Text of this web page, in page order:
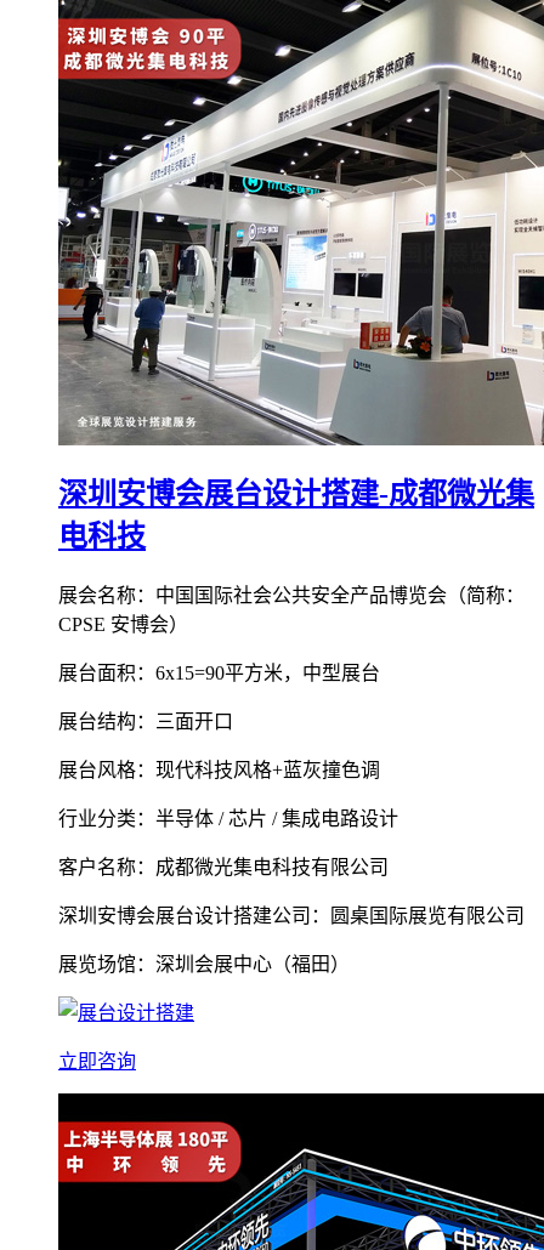
深圳安博会展台设计搭建-成都微光集
电科技
展会名称：中国国际社会公共安全产品博览会（简称：
CPSE 安博会）
展台面积：6x15=90平方米，中型展台
展台结构：三面开口
展台风格：现代科技风格+蓝灰撞色调
行业分类：半导体 / 芯片 / 集成电路设计
客户名称：成都微光集电科技有限公司
深圳安博会展台设计搭建公司：圆桌国际展览有限公司
展览场馆：深圳会展中心（福田）
立即咨询